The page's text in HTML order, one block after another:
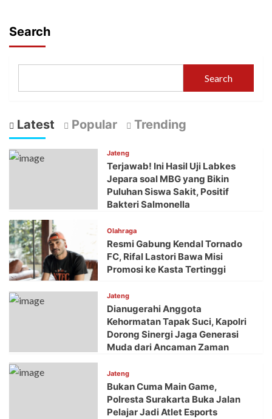
Search
Search
Latest Popular Trending
Jateng
Terjawab! Ini Hasil Uji Labkes
Jepara soal MBG yang Bikin
Puluhan Siswa Sakit, Positif
Bakteri Salmonella
Olahraga
Resmi Gabung Kendal Tornado
FC, Rifal Lastori Bawa Misi
Promosi ke Kasta Tertinggi
Jateng
Dianugerahi Anggota
Kehormatan Tapak Suci, Kapolri
Dorong Sinergi Jaga Generasi
Muda dari Ancaman Zaman
Jateng
Bukan Cuma Main Game,
Polresta Surakarta Buka Jalan
Pelajar Jadi Atlet Esports